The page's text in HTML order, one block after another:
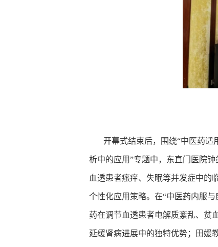
开幕式结束后，围绕“中医药适
析中的应用”专题中，东直门医院
血透患者瘙痒、失眠等并发症中的
个性化应用策略。在“中医药内服
药在调节血透患者电解质紊乱、贫
延缓肾病进展中的独特优势；田媛